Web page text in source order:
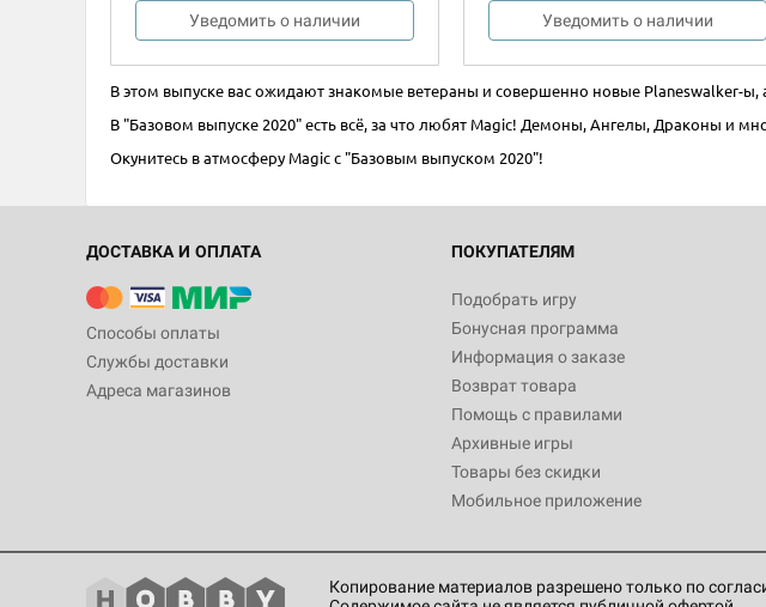
Уведомить о наличии Уведомить о наличии
2+ 20+
В этом выпуске вас ожидают знакомые ветераны и совершенно новые Planeswalker-ы,
В "Базовом выпуске 2020" есть всё, за что любят Magic! Демоны, Ангелы, Драконы и
Окунитесь в атмосферу Magic с "Базовым выпуском 2020"!
ДОСТАВКА И ОПЛАТА
Способы оплаты
Службы доставки
Адреса магазинов
ПОКУПАТЕЛЯМ
Подобрать игру
Бонусная программа
Информация о заказе
Возврат товара
Помощь с правилами
Архивные игры
Товары без скидки
Мобильное приложение
Копирование материалов разрешено только по